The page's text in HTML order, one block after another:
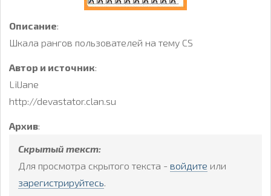
Описание:
Шкала рангов пользователей на тему CS
Автор и источник:
LilJane
http://devastator.clan.su
Архив:
Скрытый текст:
Для просмотра скрытого текста - войдите или
зарегистрируйтесь.